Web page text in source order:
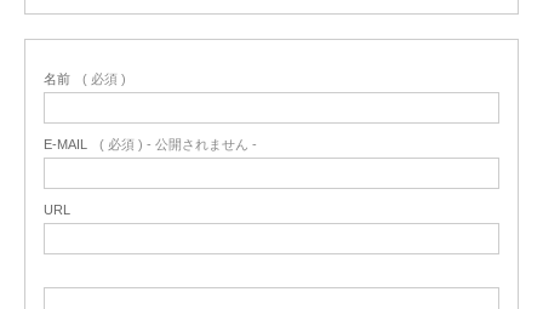
名前 ( 必須 )
E-MAIL ( 必須 ) - 公開されません -
URL